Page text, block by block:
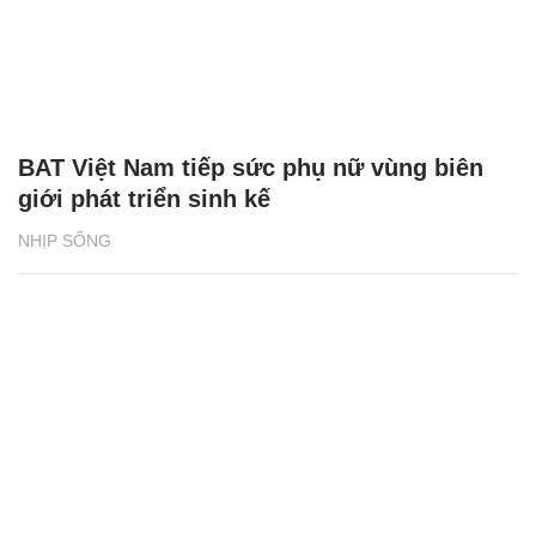
NHỊP SỐNG
BAT Việt Nam tiếp sức phụ nữ vùng biên
giới phát triển sinh kế